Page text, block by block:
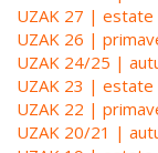
UZAK 27 | estate
UZAK 26 |
UZAK 24/25 |
UZAK 23 | estate
UZAK 22 |
UZAK 20/21 |